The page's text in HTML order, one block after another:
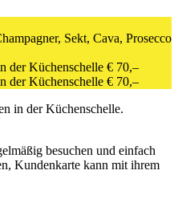
Sekt, Cava, Prosecco
der Küchenschelle € 70,–
der Küchenschelle € 70,–
in der Küchenschelle.
besuchen und einfach
Kundenkarte kann mit ihrem